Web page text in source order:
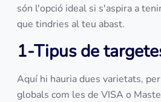
són l'opció ideal si s'aspira a
que tindries al teu abast.
1-Tipus de
Aquí hi hauria dues varietats,
globals com les de VISA o